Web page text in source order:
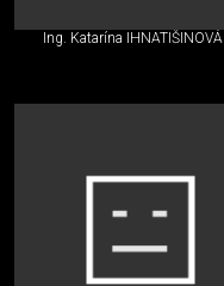
Ing. Katarína IHNATIŠINOVÁ